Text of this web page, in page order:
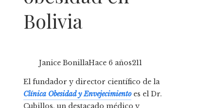
Bolivia
Janice BonillaHace 6 años211
El fundador y director científico de la
Clínica Obesidad y Envejecimientoes el Dr.
Cubillos, un destacado médico y